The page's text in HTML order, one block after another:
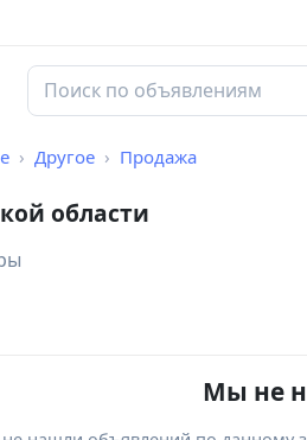
Другое Продажа
области
Мы не